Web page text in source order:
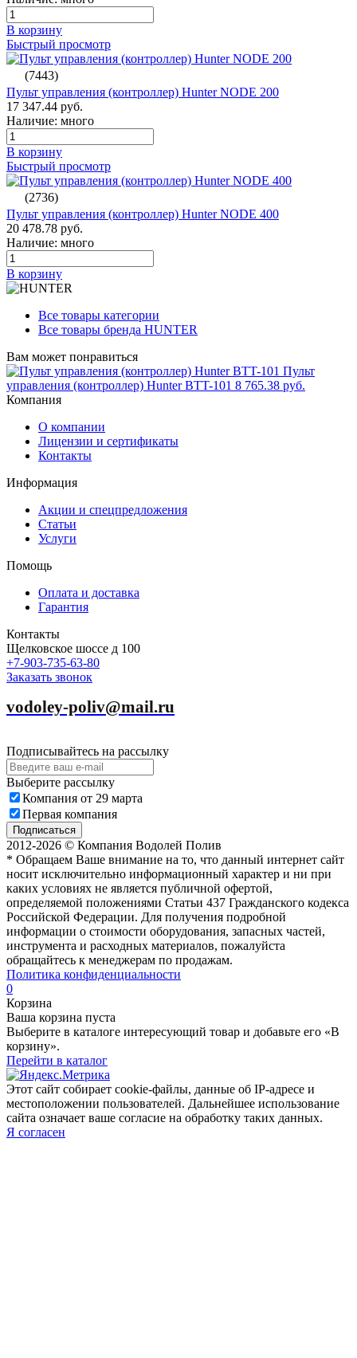
В корзину
Быстрый просмотр
(7443)
Пульт управления (контроллер) Hunter NODE 200
17 347.44 руб.
Наличие: много
В корзину
Быстрый просмотр
(2736)
Пульт управления (контроллер) Hunter NODE 400
20 478.78 руб.
Наличие: много
В корзину
Все товары категории
Все товары бренда HUNTER
Вам может понравиться
Пульт
управления (контроллер) Hunter BTT-101 8 765.38 руб.
Компания
О компании
Лицензии и сертификаты
Контакты
Информация
Акции и спецпредложения
Статьи
Услуги
Помощь
Оплата и доставка
Гарантия
Контакты
Щелковское шоссе д 100
+7-903-735-63-80
Заказать звонок
vodoley-poliv@mail.ru
Подписывайтесь на рассылку
Выберите рассылку
Компания от 29 марта
Первая компания
Подписаться
2012-2026 © Компания Водолей Полив
* Обращаем Ваше внимание на то, что данный интернет сайт
носит исключительно информационный характер и ни при
каких условиях не является публичной офертой,
определяемой положениями Статьи 437 Гражданского кодекса
Российской Федерации. Для получения подробной
информации о стоимости оборудования, запасных частей,
инструмента и расходных материалов, пожалуйста
обращайтесь к менеджерам по продажам.
Политика конфиденциальности
0
Корзина
Ваша корзина пуста
Выберите в каталоге интересующий товар и добавьте его «В
корзину».
Перейти в каталог
Этот сайт собирает cookie-файлы, данные об IP-адресе и
местоположении пользователей. Дальнейшее использование
сайта означает ваше согласие на обработку таких данных.
Я согласен